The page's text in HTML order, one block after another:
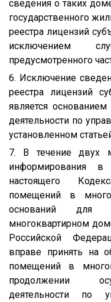
сведения о таких
государственного
реестра лицензий
исключением
предусмотренного
6. Исключение
реестра лицензий
является
деятельности по
установленном
7. В течение двух
информирования в
настоящего
помещений в
оснований для
многоквартирном
Российской
вправе принять на
помещений в
продолжении
деятельности по